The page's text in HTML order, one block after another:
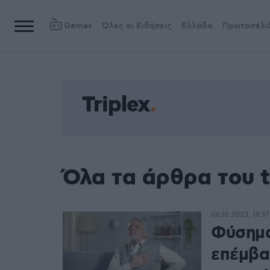
Games Όλες οι Ειδήσεις Ελλάδα
Triplex
Όλα τα άρθρα του
06.10.2023, 18:17